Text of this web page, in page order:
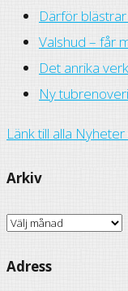
Därför
Valshud – får
Det anrika
Ny
Länk till alla
Arkiv
Arkiv
Adress